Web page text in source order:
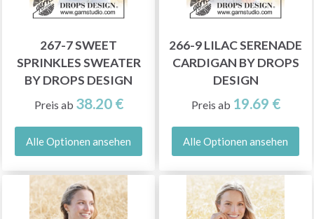
267-7 SWEET
SPRINKLES SWEATER
BY DROPS DESIGN
Preis ab 38.20 €
Alle Optionen ansehen
266-9 LILAC SERENADE
CARDIGAN BY DROPS
DESIGN
Preis ab 19.69 €
Alle Optionen ansehen